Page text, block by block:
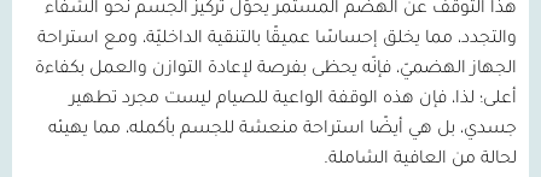
هذا التوقف عن الهضم المستمر يحوّل تركيز الجسم نحو الشفاء
والتجدد، مما يخلق إحساسًا عميقًا بالتنقية الداخليّة، ومع استراحة
الجهاز الهضميّ، فإنّه يحظى بفرصة لإعادة التوازن والعمل بكفاءة
أعلى؛ لذا، فإن هذه الوقفة الواعية للصيام ليست مجرد تطهير
جسدي، بل هي أيضًا استراحة منعشة للجسم بأكمله، مما يهيئه
لحالة من العافية الشاملة.